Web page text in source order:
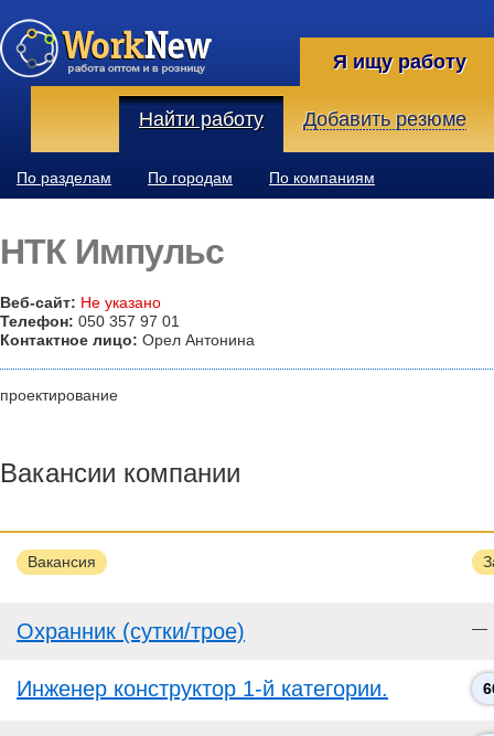
Я ищу работу
Найти работу Добавить резюме
По разделам По городам По компаниям
НТК Импульс
Веб-сайт: Не указано
Телефон: 050 357 97 01
Контактное лицо: Орел Антонина
проектирование
Вакансии компании
Вакансия
Охранник (сутки/трое) —
Инженер конструктор 1-й категории.